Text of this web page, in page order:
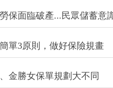
保面臨破產...民眾儲蓄意
單3原則，做好保險規畫
金勝女保單規劃大不同